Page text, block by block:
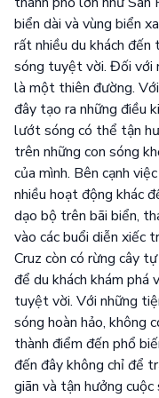
biển dài và vùng biển
rất nhiều du khách đến
sóng tuyệt vời. Đối với
là một thiên đường.
đây tạo ra những điều
lướt sóng có thể tận
trên những con sóng
của mình. Bên cạnh
nhiều hoạt động khác
dạo bộ trên bãi biển,
vào các buổi diễn xiếc
Cruz còn có rừng cây
để du khách khám phá
tuyệt vời. Với những
sóng hoàn hảo, không
thành điểm đến phổ
đến đây không chỉ để
giãn và tận hưởng